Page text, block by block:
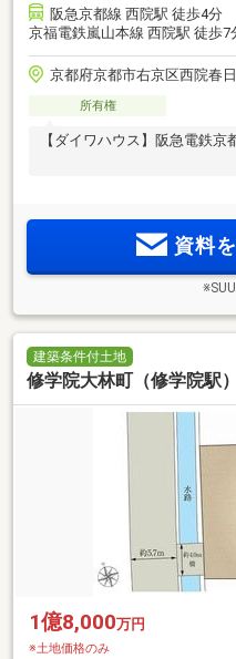
阪急京都線 西院駅 徒歩4分
京福電鉄嵐山本線 西院駅 徒歩7
京都府京都市右京区西院春
所有権
【ダイワハウス】阪急電鉄
資料
建築条件付土地
修学院大林町（修学院駅
1億8,000万円
※土地価格のみ